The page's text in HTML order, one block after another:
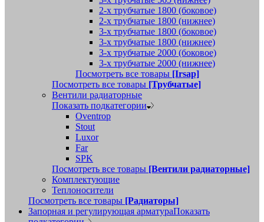
2-х трубчатые 1800 (боковое)
2-х трубчатые 1800 (нижнее)
3-х трубчатые 1800 (боковое)
3-х трубчатые 1800 (нижнее)
3-х трубчатые 2000 (боковое)
3-х трубчатые 2000 (нижнее)
Посмотреть все товары [Irsap]
Посмотреть все товары [Трубчатые]
Вентили радиаторные
Показать подкатегории
Oventrop
Stout
Luxor
Far
SPK
Посмотреть все товары [Вентили радиаторные]
Комплектующие
Теплоносители
Посмотреть все товары [Радиаторы]
Запорная и регулирующая арматураПоказать